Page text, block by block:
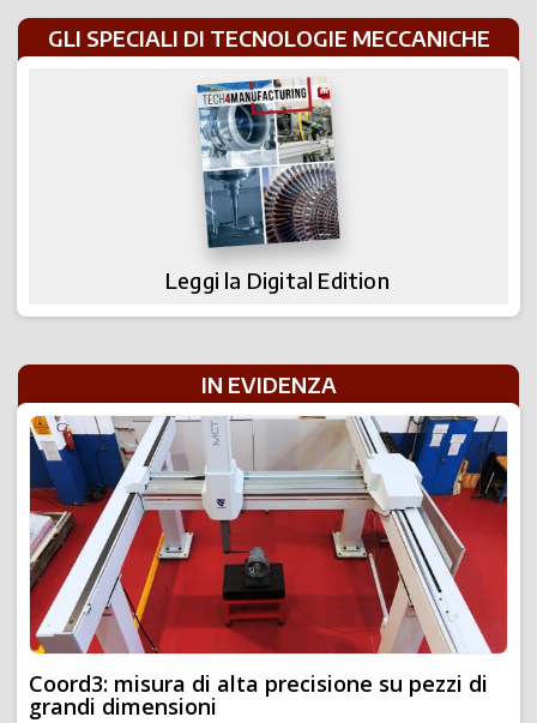
GLI SPECIALI DI TECNOLOGIE MECCANICHE
Leggi la Digital Edition
IN EVIDENZA
Coord3: misura di alta precisione su pezzi di
grandi dimensioni